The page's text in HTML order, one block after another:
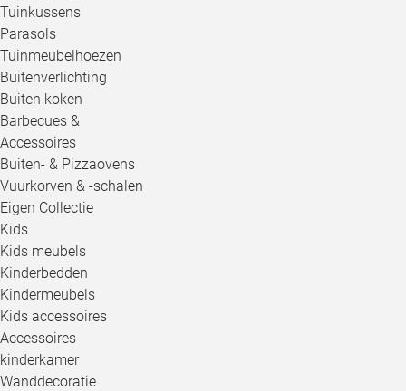
Tuinkussens
Parasols
Tuinmeubelhoezen
Buitenverlichting
Buiten koken
Barbecues &
Accessoires
Buiten- & Pizzaovens
Vuurkorven & -schalen
Eigen Collectie
Kids
Kids meubels
Kinderbedden
Kindermeubels
Kids accessoires
Accessoires
kinderkamer
Wanddecoratie